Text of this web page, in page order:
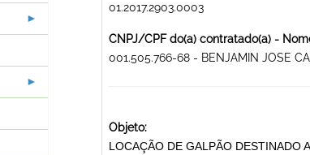
01.2017.2903.0003
CNPJ/CPF do(a) contratado(a) -
001.505.766-68 - BENJAMIN JOSE
Objeto:
LOCAÇÃO DE GALPÃO DESTINADO